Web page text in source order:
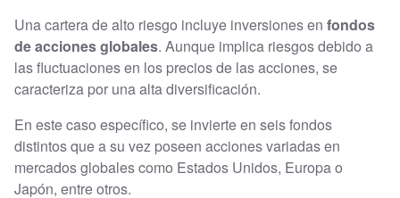
Una cartera de alto riesgo incluye inversiones en fondos
de acciones globales. Aunque implica riesgos debido a
las fluctuaciones en los precios de las acciones, se
caracteriza por una alta diversificación.
En este caso específico, se invierte en seis fondos
distintos que a su vez poseen acciones variadas en
mercados globales como Estados Unidos, Europa o
Japón, entre otros.